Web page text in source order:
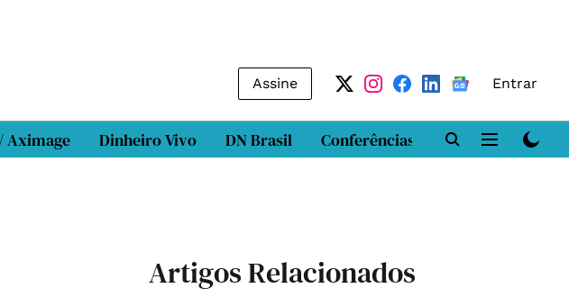
Assine Entrar
Aximage Dinheiro Vivo DN Brasil Conferências DN LAB
Artigos Relacionados